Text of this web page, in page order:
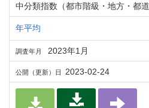
中分類指数（都市階級・地方・都
年平均
調査年月 2023年1月
公開（更新）日 2023-02-24